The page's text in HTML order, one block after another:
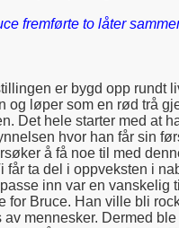
fremførte to låter
er bygd opp rundt
og løper som en rød trå
Det hele starter med at
hvor han får sin
å få noe til med
får ta del i oppveksten i
inn var en vanskelig
for Bruce. Han ville bli
av mennesker. Dermed